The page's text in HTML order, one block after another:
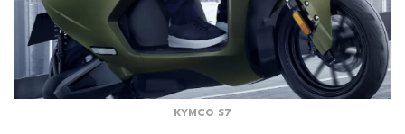
KYMCO S7